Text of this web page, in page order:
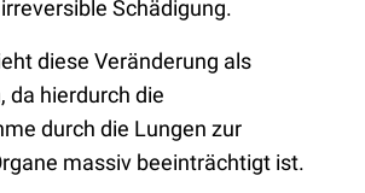
Schädigung.
diese Veränderung als
da hierdurch die
durch die Lungen zur
massiv beeinträchtigt ist.